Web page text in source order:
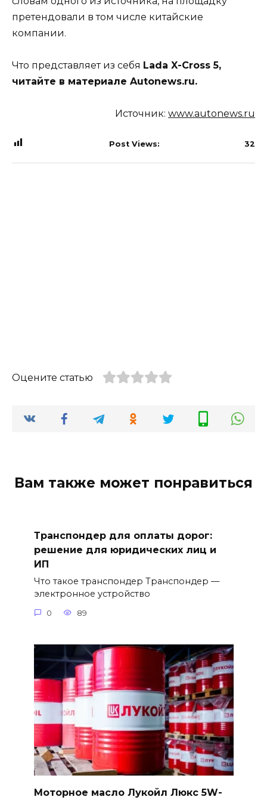
претендовали в том числе китайские
компании.
Что представляет из себя Lada X-Cross 5,
читайте в материале Autonews.ru.
Источник: www.autonews.ru
Post Views: 32
Оцените статью
Вам также может понравиться
Транспондер для оплаты дорог:
решение для юридических лиц и
ИП
Что такое транспондер Транспондер —
электронное устройство
0 89
Моторное масло Лукойл Люкс 5W-